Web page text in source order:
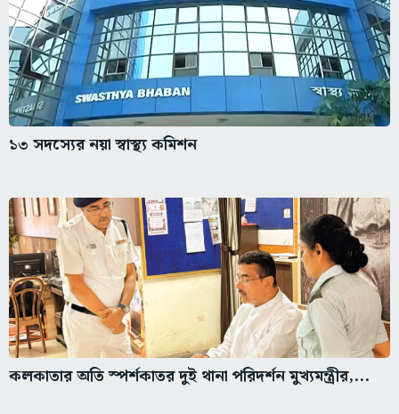
১৩ সদস্যের নয়া স্বাস্থ্য কমিশন
কলকাতার অতি স্পর্শকাতর দুই থানা পরিদর্শন মুখ্যমন্ত্রীর,...